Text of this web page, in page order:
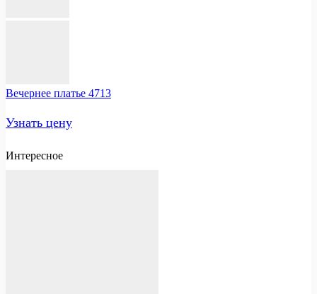
Вечернее платье 4713
Узнать цену
Интересное